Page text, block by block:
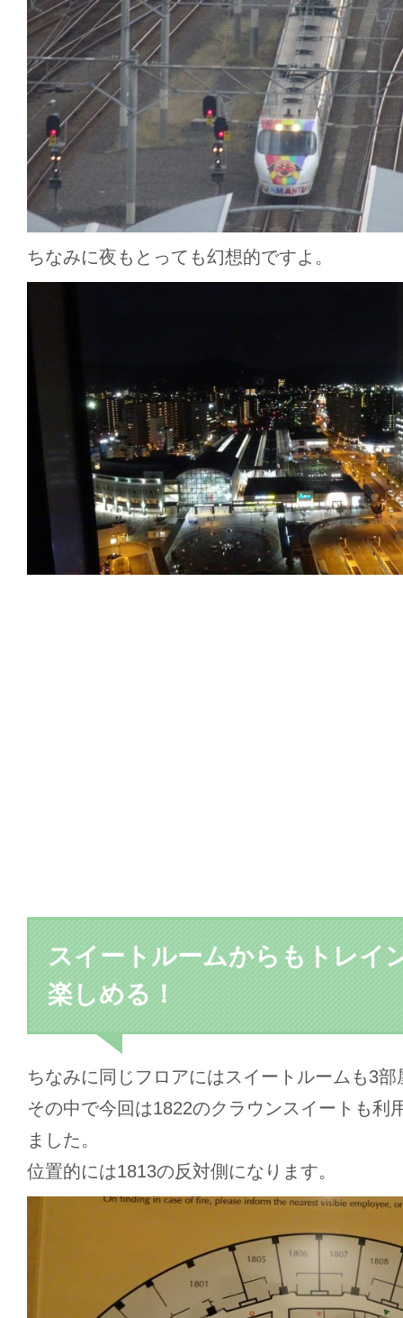
ちなみに夜もとっても幻想的ですよ。
スイートルームからもトレイ
楽しめる！
ちなみに同じフロアにはスイートルームも3部
その中で今回は1822のクラウンスイートも利
ました。
位置的には1813の反対側になります。